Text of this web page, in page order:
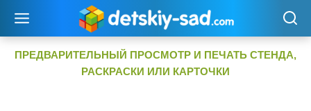
содержимому
ПРЕДВАРИТЕЛЬНЫЙ ПРОСМОТР И ПЕЧАТЬ СТЕНДА,
РАСКРАСКИ ИЛИ КАРТОЧКИ